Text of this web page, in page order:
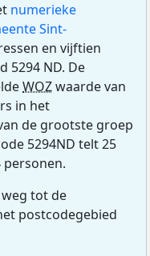
numerieke
Sint-
en vijftien
5294 ND. De
WOZwaarde van
in het
de grootste groep
5294ND telt 25
personen.
tot de
postcodegebied